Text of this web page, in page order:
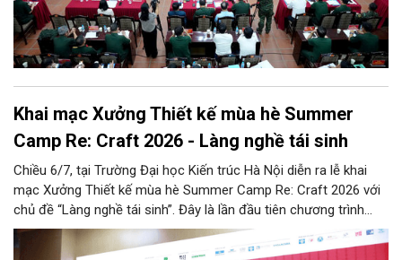
Khai mạc Xưởng Thiết kế mùa hè Summer
Camp Re: Craft 2026 - Làng nghề tái sinh
Chiều 6/7, tại Trường Đại học Kiến trúc Hà Nội diễn ra lễ khai
mạc Xưởng Thiết kế mùa hè Summer Camp Re: Craft 2026 với
chủ đề “Làng nghề tái sinh”. Đây là lần đầu tiên chương trình
được tổ chức tại khu vực phía Bắc, tiếp nối thành công của bốn
mùa tổ chức trước đó (2022 - 2025) tại khu vực phía Nam.